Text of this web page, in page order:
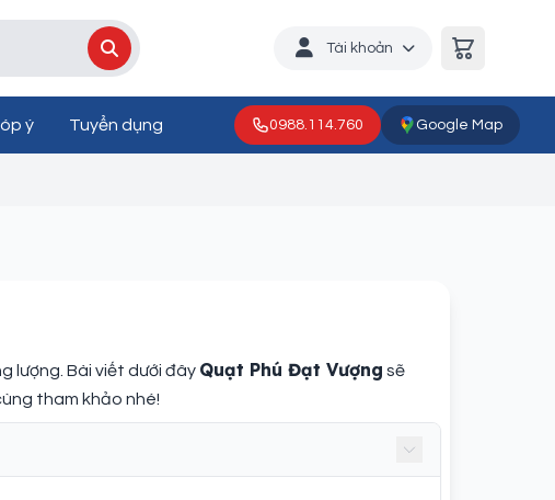
Tài khoản
ý Tuyển dụng 0988.114.760 Google Map
lượng. Bài viết dưới đây Quạt Phú Đạt Vượng sẽ
tham khảo nhé!